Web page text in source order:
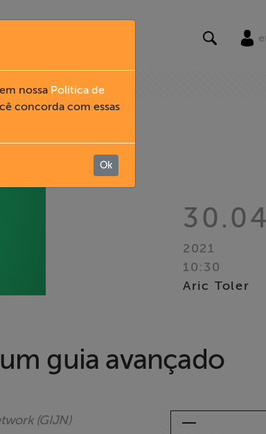
30.04
2021
10:30
Aric Toler
guia avançado
(GIJN)
nossa Política de
concorda com essas
Ok